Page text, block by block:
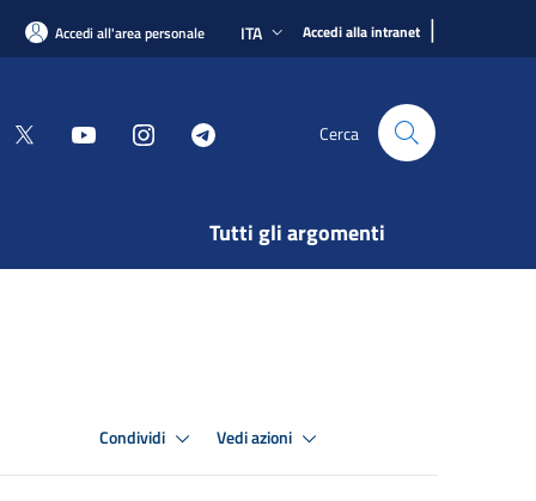
Accedi all'area personale ITA Accedi alla intranet |
Cerca
Tutti gli argomenti
Condividi Vedi azioni